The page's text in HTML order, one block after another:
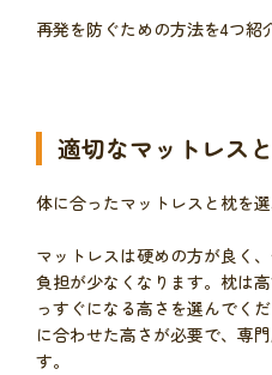
再発を防ぐための方法を4つ紹
適切なマットレス
体に合ったマットレスと枕を
マットレスは硬めの方が良く
負担が少なくなります。枕は
っすぐになる高さを選んでく
に合わせた高さが必要で、専
す。